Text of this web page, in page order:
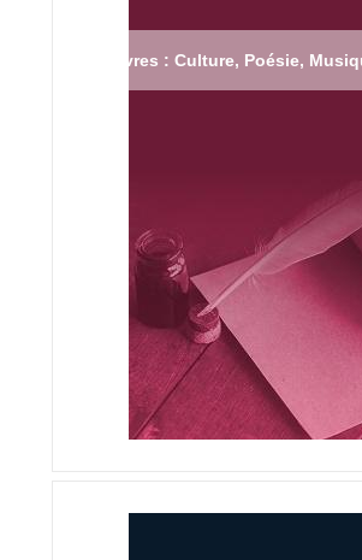
Livres : Culture, Poésie,